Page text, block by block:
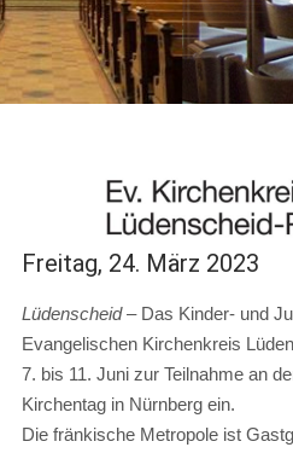
Freitag, 24. März 2023
Lüdenscheid– Das Kinder- und
Evangelischen Kirchenkreis
7. bis 11. Juni zur Teilnahme an
Kirchentag in Nürnberg ein.
Die fränkische Metropole ist